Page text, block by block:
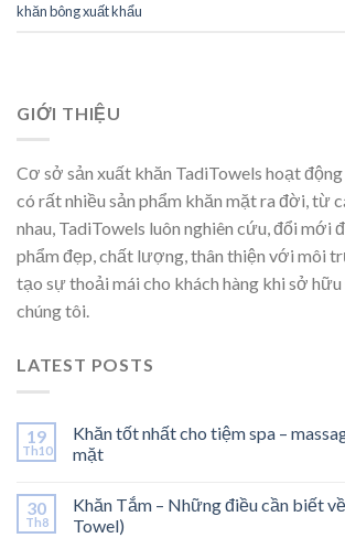
khăn bông xuất khẩu
GIỚI THIỆU
Cơ sở sản xuất khăn TadiTowels hoạt động
có rất nhiều sản phẩm khăn mặt ra đời, từ
nhau, TadiTowels luôn nghiên cứu, đổi mới
phẩm đẹp, chất lượng, thân thiện với môi
tạo sự thoải mái cho khách hàng khi sở hữu
chúng tôi.
LATEST POSTS
19
Th10
Khăn tốt nhất cho tiệm spa –
mặt
30
Th8
Khăn Tắm – Những điều cần biết
Towel)